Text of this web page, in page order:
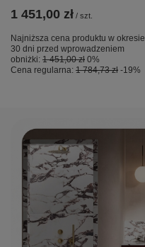
1 451,00 zł / szt.
Najniższa cena produktu w okresie
30 dni przed wprowadzeniem
obniżki: 1 451,00 zł 0%
Cena regularna: 1 784,73 zł -19%